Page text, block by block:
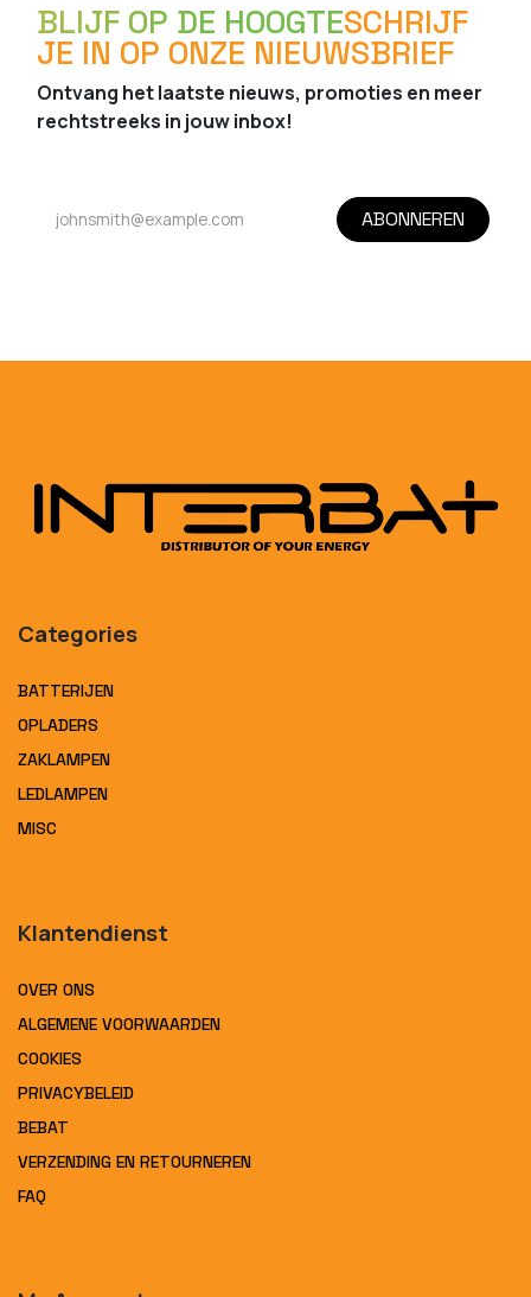
BLIJF OP DE HOOGTESCHRIJF
JE IN OP ONZE NIEUWSBRIEF
Ontvang het laatste nieuws, promoties en meer
rechtstreeks in jouw inbox!
ABONNEREN
Categories
BATTERIJEN
OPLADERS
ZAKLAMPEN
LEDLAMPEN
MISC
Klantendienst
OVER ONS
ALGEMENE VOORWAARDEN
COOKIES
PRIVACYBELEID
BEBAT
VERZENDING EN RETOURNEREN
FAQ